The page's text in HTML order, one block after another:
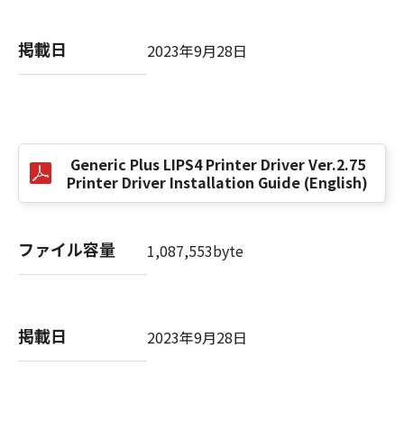
以 上
No. I010G021619
掲載日 2023年9月28日
Generic Plus LIPS4 Printer Driver Ver.2.75
Printer Driver Installation Guide (English)
ファイル容量 1,087,553byte
掲載日 2023年9月28日